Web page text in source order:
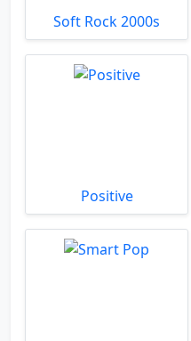
Soft Rock 2000s
Positive